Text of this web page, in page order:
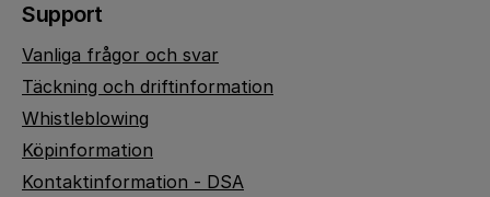
Support
Vanliga frågor och svar
Täckning och driftinformation
Whistleblowing
Köpinformation
Kontaktinformation - DSA